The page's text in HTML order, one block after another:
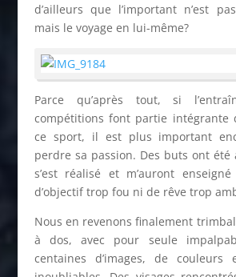
d’ailleurs que l’important n’est
mais le voyage en lui-même?
Parce qu’après tout, si
compétitions font partie intégrante
ce sport, il est plus important
perdre sa passion. Des buts ont été
s’est réalisé et m’auront
d’objectif trop fou ni de rêve trop
Nous en revenons finalement
à dos, avec pour seule
centaines d’images, de couleurs